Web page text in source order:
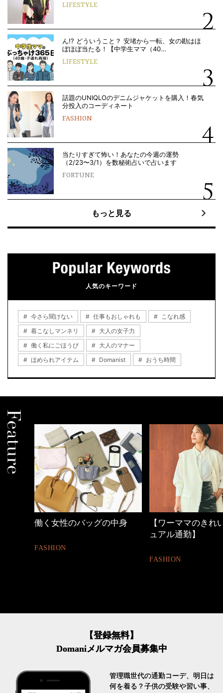
LIFESTYLE
ん!? どういうこと？ 安堵から一転、女の勘はほ
ぼほぼ当たる！【中学生ママ（40…
LIFESTYLE
話題のUNIQLOのデニムジャケットを購入！春気
分投入のコーディネート
FASHION
当たりすぎて怖い！あなたの今週の運勢
（2/23〜3/1）を数秘術占いで占います
FORTUNE
もっと見る
人気のキーワード
今さら聞けない 仕事もおしゃれも
こなれ感
着こなしマンネリ
大人の女子力
働く私にごほうび
大人のマナー
ほめられアイテム
Domanist おうち時間
働く女性のバッグの中身
FASHION
【ワーママのきれい
ュアル通勤】
FASHION
【登録無料】
Domaniメルマガ会員募集中
管理職世代の通勤コーデ、明日は
何を着る？子供の受験や習い事、